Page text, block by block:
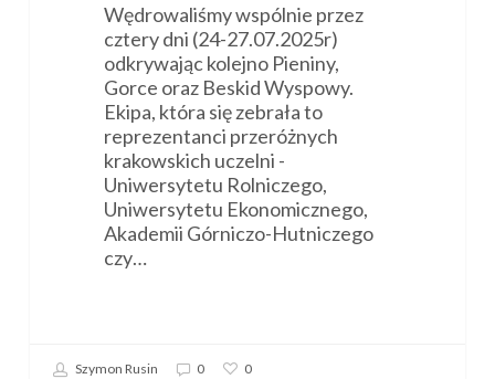
Wędrowaliśmy wspólnie przez
cztery dni (24-27.07.2025r)
odkrywając kolejno Pieniny,
Gorce oraz Beskid Wyspowy.
Ekipa, która się zebrała to
reprezentanci przeróżnych
krakowskich uczelni -
Uniwersytetu Rolniczego,
Uniwersytetu Ekonomicznego,
Akademii Górniczo-Hutniczego
czy…
Szymon Rusin 0 0